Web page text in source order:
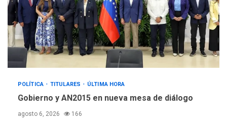
POLÍTICA TITULARES ÚLTIMA HORA
Gobierno y AN2015 en nueva mesa de diálogo
agosto 6, 2026 166